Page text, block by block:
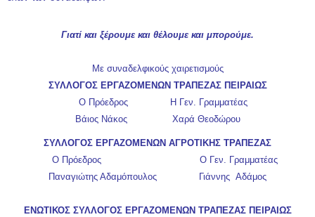
Γιατί και ξέρουμε και θέλουμε και μπορούμε.
Με συναδελφικούς χαιρετισμούς
ΣΥΛΛΟΓΟΣ ΕΡΓΑΖΟΜΕΝΩΝ ΤΡΑΠΕΖΑΣ ΠΕΙΡΑΙΩΣ
Ο Πρόεδρος Η Γεν. Γραμματέας
Βάιος Νάκος Χαρά Θεοδώρου
ΣΥΛΛΟΓΟΣ ΕΡΓΑΖΟΜΕΝΩΝ ΑΓΡΟΤΙΚΗΣ ΤΡΑΠΕΖΑΣ
Ο Πρόεδρος Ο Γεν. Γραμματέας
Παναγιώτης Αδαμόπουλος Γιάννης Αδάμος
ΕΝΩΤΙΚΟΣ ΣΥΛΛΟΓΟΣ ΕΡΓΑΖΟΜΕΝΩΝ ΤΡΑΠΕΖΑΣ ΠΕΙΡΑΙΩΣ